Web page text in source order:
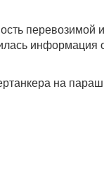
информация
на